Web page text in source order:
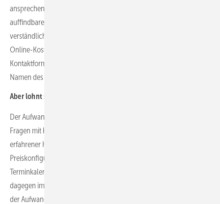
ansprechende Begrüßung auf der Homepage. Dann um schnell ­
auffindbare Antworten auf wichtigste Fragen in einfacher,
verständlicher und nutzerfreundlicher Form. Als Nächstes eine
Online-Kostenkalkulation und zum Schluss ein gut durchdachtes
Kontaktformular oder noch besser ein digitaler Terminkalender mit
Namen des Ansprechpartners.
Aber lohnt sich das denn, gemessen am Aufwand?
Der Aufwand ist nicht so groß, wie viele denken. Die häufigsten
Fragen mit knapp gefassten Antworten für eine FAQ-Liste hat ein
erfahrener Handwerker doch im Nu zusammengestellt. So ein
Preiskonfigurator ist auch kein Hexenwerk und ein digitaler
Terminkalender ist weder teuer noch kompliziert, der Nutzen
dagegen immens. Selbst für Videos mit einem interaktiven Avatar ist
der Aufwand überschaubar. Dafür genügen drei Sequenzen von je